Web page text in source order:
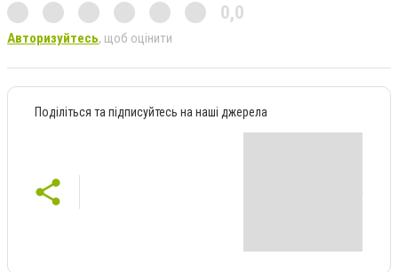
0,0
Авторизуйтесь, щоб оцінити
Поділіться та підписуйтесь на наші джерела